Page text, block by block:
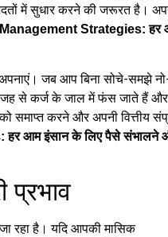
में सुधार करने की जरूरत है।
Strategies: हर
जब आप बिना सोचे-समझे
वजह से कर्ज के जाल में फंस जाते हैं
समाप्त करने और अपनी वित्तीय
आम इंसान के लिए पैसे संभालने
प्रभाव
रहा है। यदि आपकी मासिक